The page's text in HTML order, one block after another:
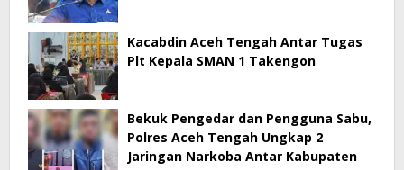
Kacabdin Aceh Tengah Antar Tugas
Plt Kepala SMAN 1 Takengon
Bekuk Pengedar dan Pengguna Sabu,
Polres Aceh Tengah Ungkap 2
Jaringan Narkoba Antar Kabupaten